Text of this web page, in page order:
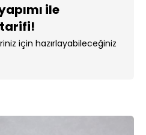
ile
için hazırlayabileceğiniz